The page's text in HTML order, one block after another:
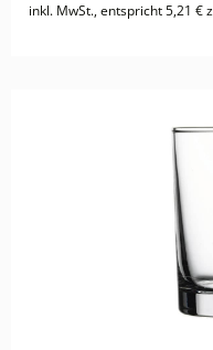
inkl. MwSt., entspricht 5,21 €